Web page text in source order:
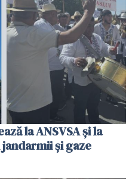
la ANSVSA și la
și gaze